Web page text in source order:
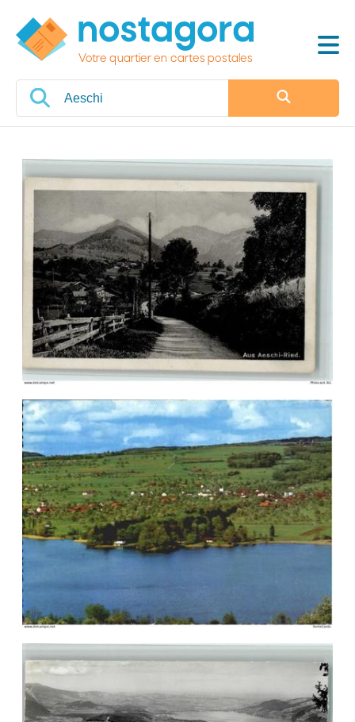
Votre quartier en cartes postales